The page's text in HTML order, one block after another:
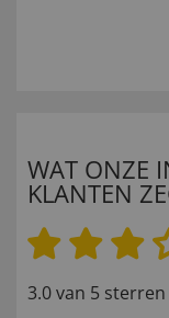
WAT ONZE
KLANTEN
3.0 van 5 sterren